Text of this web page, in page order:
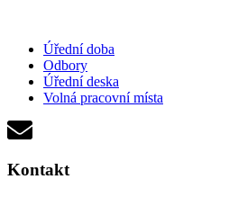
Úřední doba
Odbory
Úřední deska
Volná pracovní místa
Kontakt